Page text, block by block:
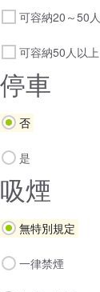
可容納20～50人
可容納50人以上
停車
否
是
吸煙
無特別規定
一律禁煙